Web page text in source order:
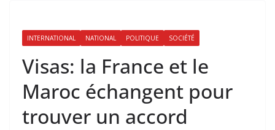
INTERNATIONAL NATIONAL POLITIQUE SOCIÉTÉ
Visas: la France et le
Maroc échangent pour
trouver un accord